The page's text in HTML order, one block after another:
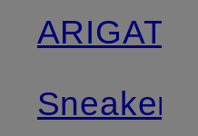
ARIGATO
Sneaker